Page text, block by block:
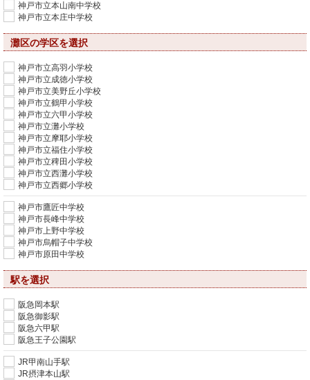
神戸市立本山南中学校
神戸市立本庄中学校
灘区の学区を選択
神戸市立高羽小学校
神戸市立成徳小学校
神戸市立美野丘小学校
神戸市立鶴甲小学校
神戸市立六甲小学校
神戸市立灘小学校
神戸市立摩耶小学校
神戸市立福住小学校
神戸市立稗田小学校
神戸市立西灘小学校
神戸市立西郷小学校
神戸市鷹匠中学校
神戸市長峰中学校
神戸市上野中学校
神戸市烏帽子中学校
神戸市原田中学校
駅を選択
阪急岡本駅
阪急御影駅
阪急六甲駅
阪急王子公園駅
JR甲南山手駅
JR摂津本山駅